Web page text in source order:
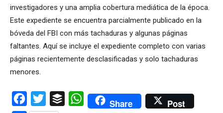
investigadores y una amplia cobertura mediática de la época.
Este expediente se encuentra parcialmente publicado en la
bóveda del FBI con más tachaduras y algunas páginas
faltantes. Aquí se incluye el expediente completo con varias
páginas recientemente desclasificadas y solo tachaduras
menores.
Facebook
Twitter Buffer WhatsAppShare Post